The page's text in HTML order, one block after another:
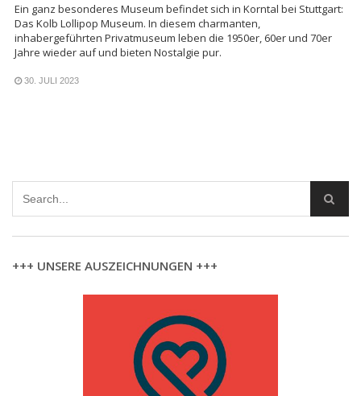
Ein ganz besonderes Museum befindet sich in Korntal bei Stuttgart:
Das Kolb Lollipop Museum. In diesem charmanten,
inhabergeführten Privatmuseum leben die 1950er, 60er und 70er
Jahre wieder auf und bieten Nostalgie pur.
30. JULI 2023
+++ UNSERE AUSZEICHNUNGEN +++